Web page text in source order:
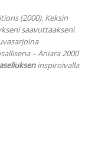
(2000). Keksin
saavuttaakseni
– Aniara 2000
inspiroivalla